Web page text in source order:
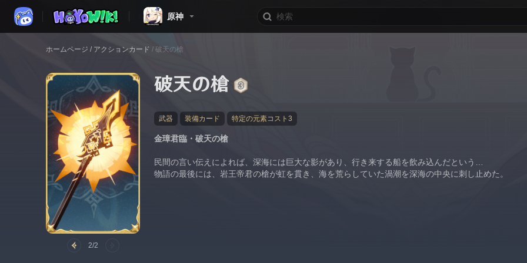
原神
ホームページ / アクションカード / 破天の槍
2/2
破天の槍
武器 装備カード 特定の元素コスト3
金璋君臨・破天の槍
民間の言い伝えによれば、深海には巨大な影があり、行き来する船を飲み込んだという…
物語の最後には、岩王帝君の槍が虹を貫き、海を荒らしていた渦潮を深海の中央に刺し止めた。